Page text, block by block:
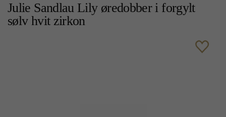
Julie Sandlau Lily øredobber i forgylt
sølv hvit zirkon